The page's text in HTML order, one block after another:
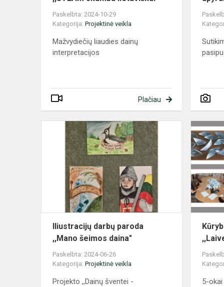
Paskelbta: 2024-10-29
Kategorija: Projektinė veikla
Mažvydiečių liaudies dainų
interpretacijos
Plačiau
Iliustracijų
darbų
paroda
,,Mano
šeimos
daina"
Iliustracijų darbų paroda
,,Mano šeimos daina"
Paskelbta: 2024-06-26
Kategorija: Projektinė veikla
Projekto ,,Dainų šventei -
5-